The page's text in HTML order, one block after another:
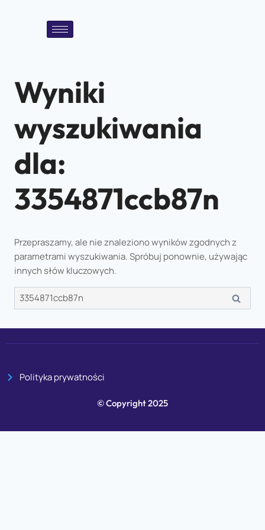
Wyniki
wyszukiwania
dla:
3354871ccb87n
Przepraszamy, ale nie znaleziono wyników zgodnych z
parametrami wyszukiwania. Spróbuj ponownie, używając
innych słów kluczowych.
Polityka prywatności
© Copyright 2025